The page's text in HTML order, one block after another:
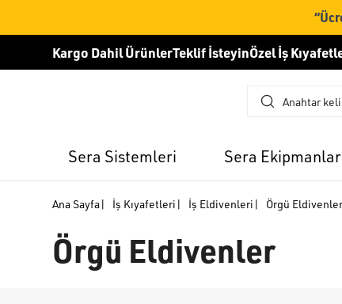
Kargo Dahil ÜrünlerTeklif İsteyinÖzel İş
Sera Sistemleri Sera
Ana Sayfa| İş Kıyafetleri | İş Eldivenleri | Örgü Eldivenler
Örgü Eldivenler